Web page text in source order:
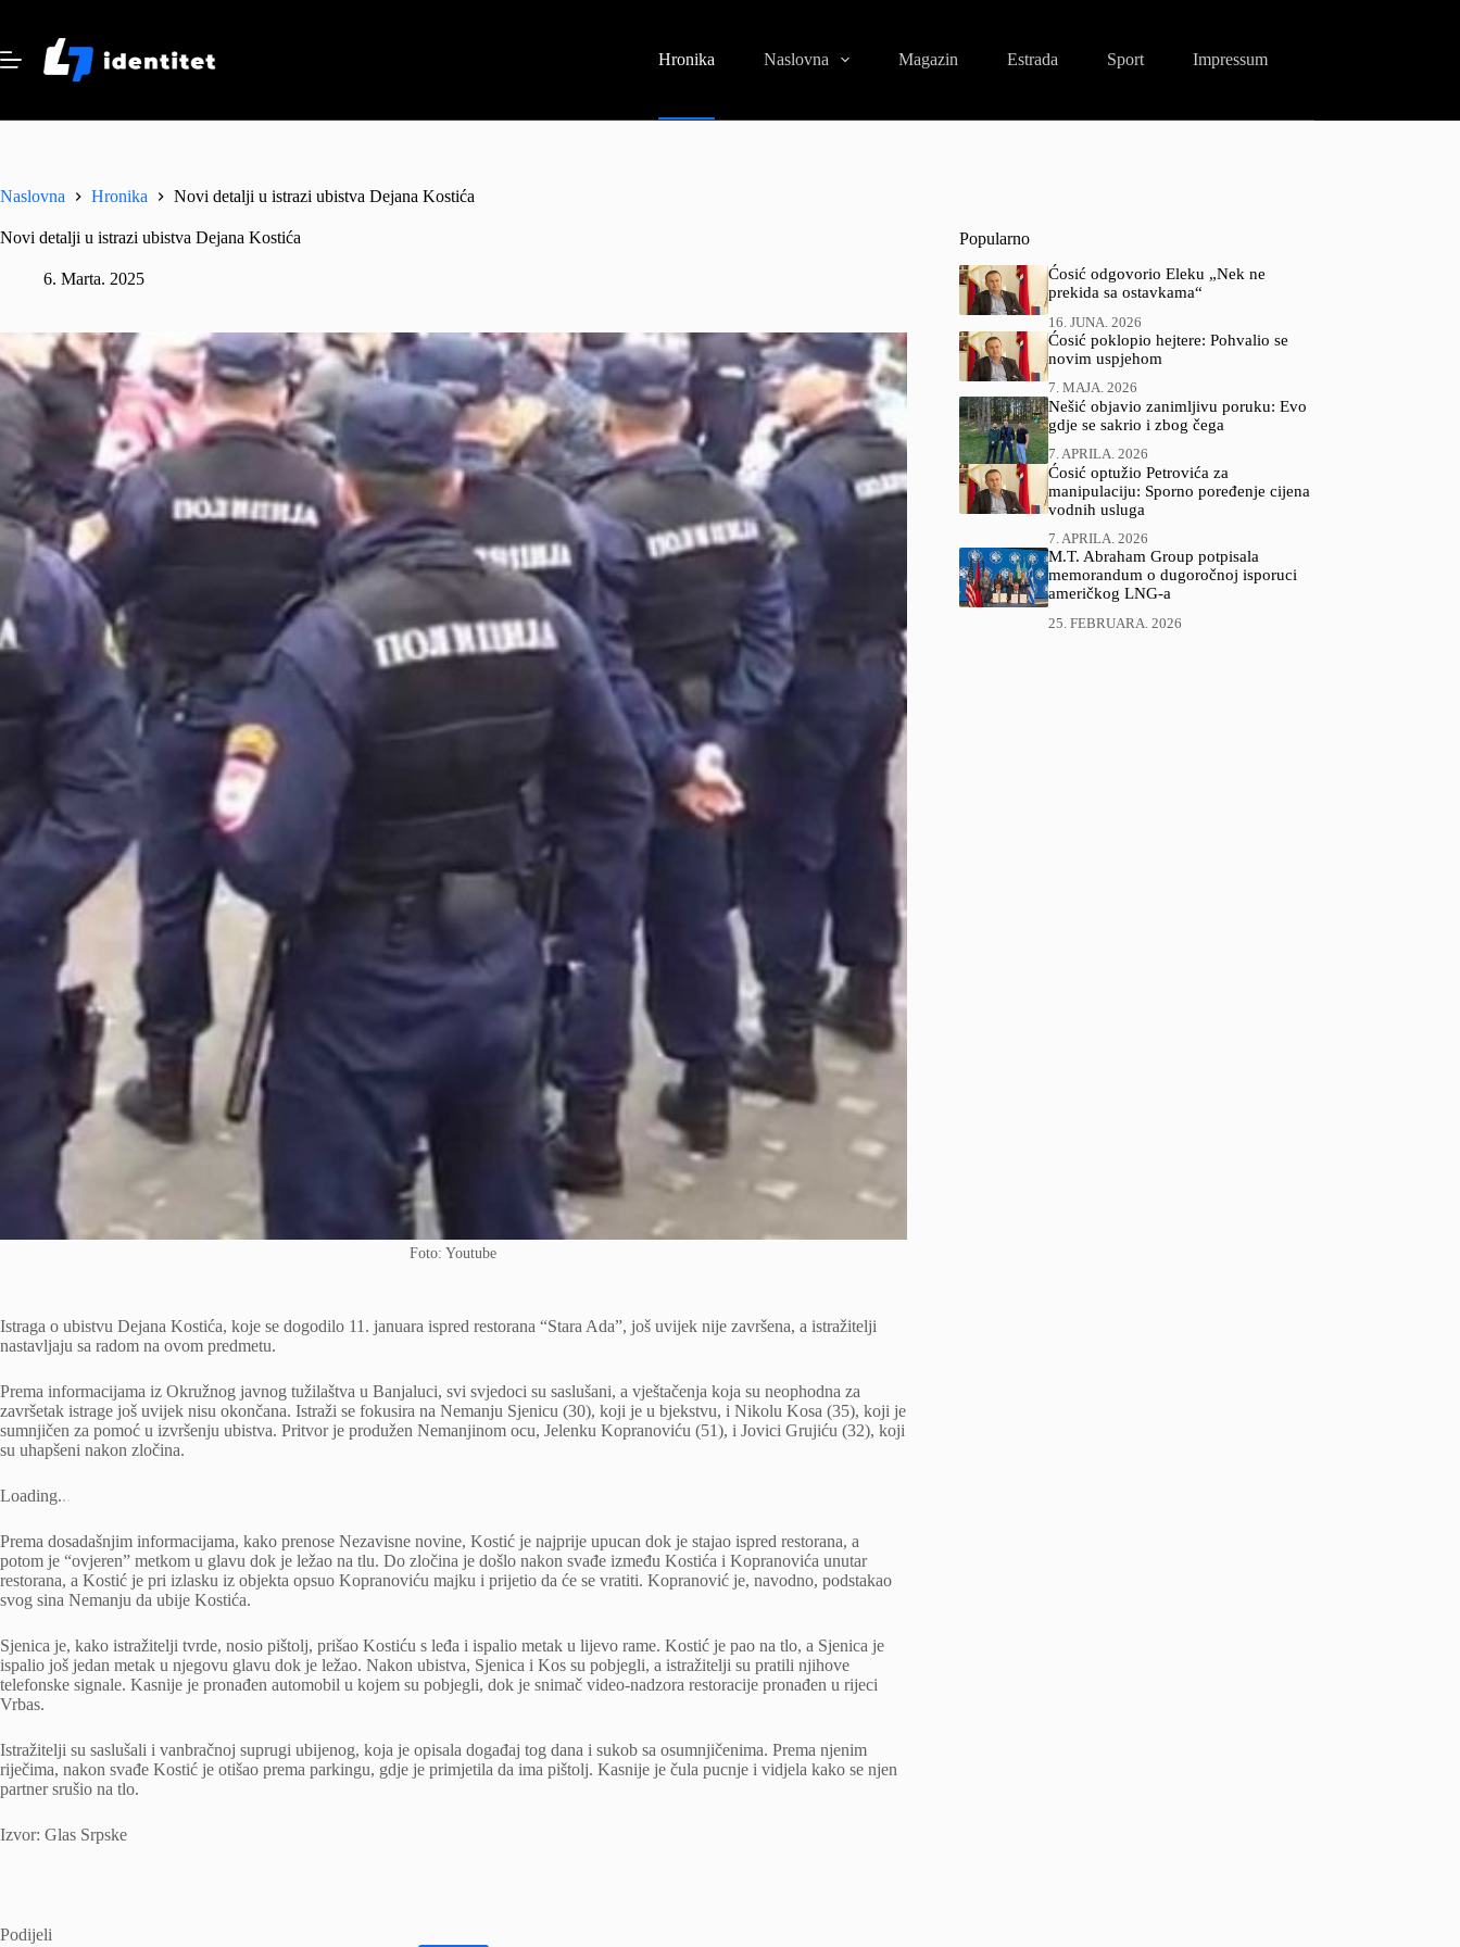
content
Hronika Naslovna Magazin Estrada Sport Impressum
Naslovna Hronika Novi detalji u istrazi ubistva Dejana Kostića
Novi detalji u istrazi ubistva Dejana Kostića
6. Marta. 2025
Foto: Youtube
Istraga o ubistvu Dejana Kostića, koje se dogodilo 11. januara ispred restorana “Stara Ada”, još uvijek nije završena, a istražitelji
nastavljaju sa radom na ovom predmetu.
Prema informacijama iz Okružnog javnog tužilaštva u Banjaluci, svi svjedoci su saslušani, a vještačenja koja su neophodna za
završetak istrage još uvijek nisu okončana. Istraži se fokusira na Nemanju Sjenicu (30), koji je u bjekstvu, i Nikolu Kosa (35), koji je
sumnjičen za pomoć u izvršenju ubistva. Pritvor je produžen Nemanjinom ocu, Jelenku Kopranoviću (51), i Jovici Grujiću (32), koji
su uhapšeni nakon zločina.
Loading...
Prema dosadašnjim informacijama, kako prenose Nezavisne novine, Kostić je najprije upucan dok je stajao ispred restorana, a
potom je “ovjeren” metkom u glavu dok je ležao na tlu. Do zločina je došlo nakon svađe između Kostića i Kopranovića unutar
restorana, a Kostić je pri izlasku iz objekta opsuo Kopranoviću majku i prijetio da će se vratiti. Kopranović je, navodno, podstakao
svog sina Nemanju da ubije Kostića.
Sjenica je, kako istražitelji tvrde, nosio pištolj, prišao Kostiću s leđa i ispalio metak u lijevo rame. Kostić je pao na tlo, a Sjenica je
ispalio još jedan metak u njegovu glavu dok je ležao. Nakon ubistva, Sjenica i Kos su pobjegli, a istražitelji su pratili njihove
telefonske signale. Kasnije je pronađen automobil u kojem su pobjegli, dok je snimač video-nadzora restoracije pronađen u rijeci
Vrbas.
Istražitelji su saslušali i vanbračnoj suprugi ubijenog, koja je opisala događaj tog dana i sukob sa osumnjičenima. Prema njenim
riječima, nakon svađe Kostić je otišao prema parkingu, gdje je primjetila da ima pištolj. Kasnije je čula pucnje i vidjela kako se njen
partner srušio na tlo.
Izvor: Glas Srpske
Podijeli
Popularno
Ćosić odgovorio Eleku „Nek ne
prekida sa ostavkama“
16. JUNA. 2026
Ćosić poklopio hejtere: Pohvalio se
novim uspjehom
7. MAJA. 2026
Nešić objavio zanimljivu poruku: Evo
gdje se sakrio i zbog čega
7. APRILA. 2026
Ćosić optužio Petrovića za
manipulaciju: Sporno poređenje cijena
vodnih usluga
7. APRILA. 2026
M.T. Abraham Group potpisala
memorandum o dugoročnoj isporuci
američkog LNG-a
25. FEBRUARA. 2026